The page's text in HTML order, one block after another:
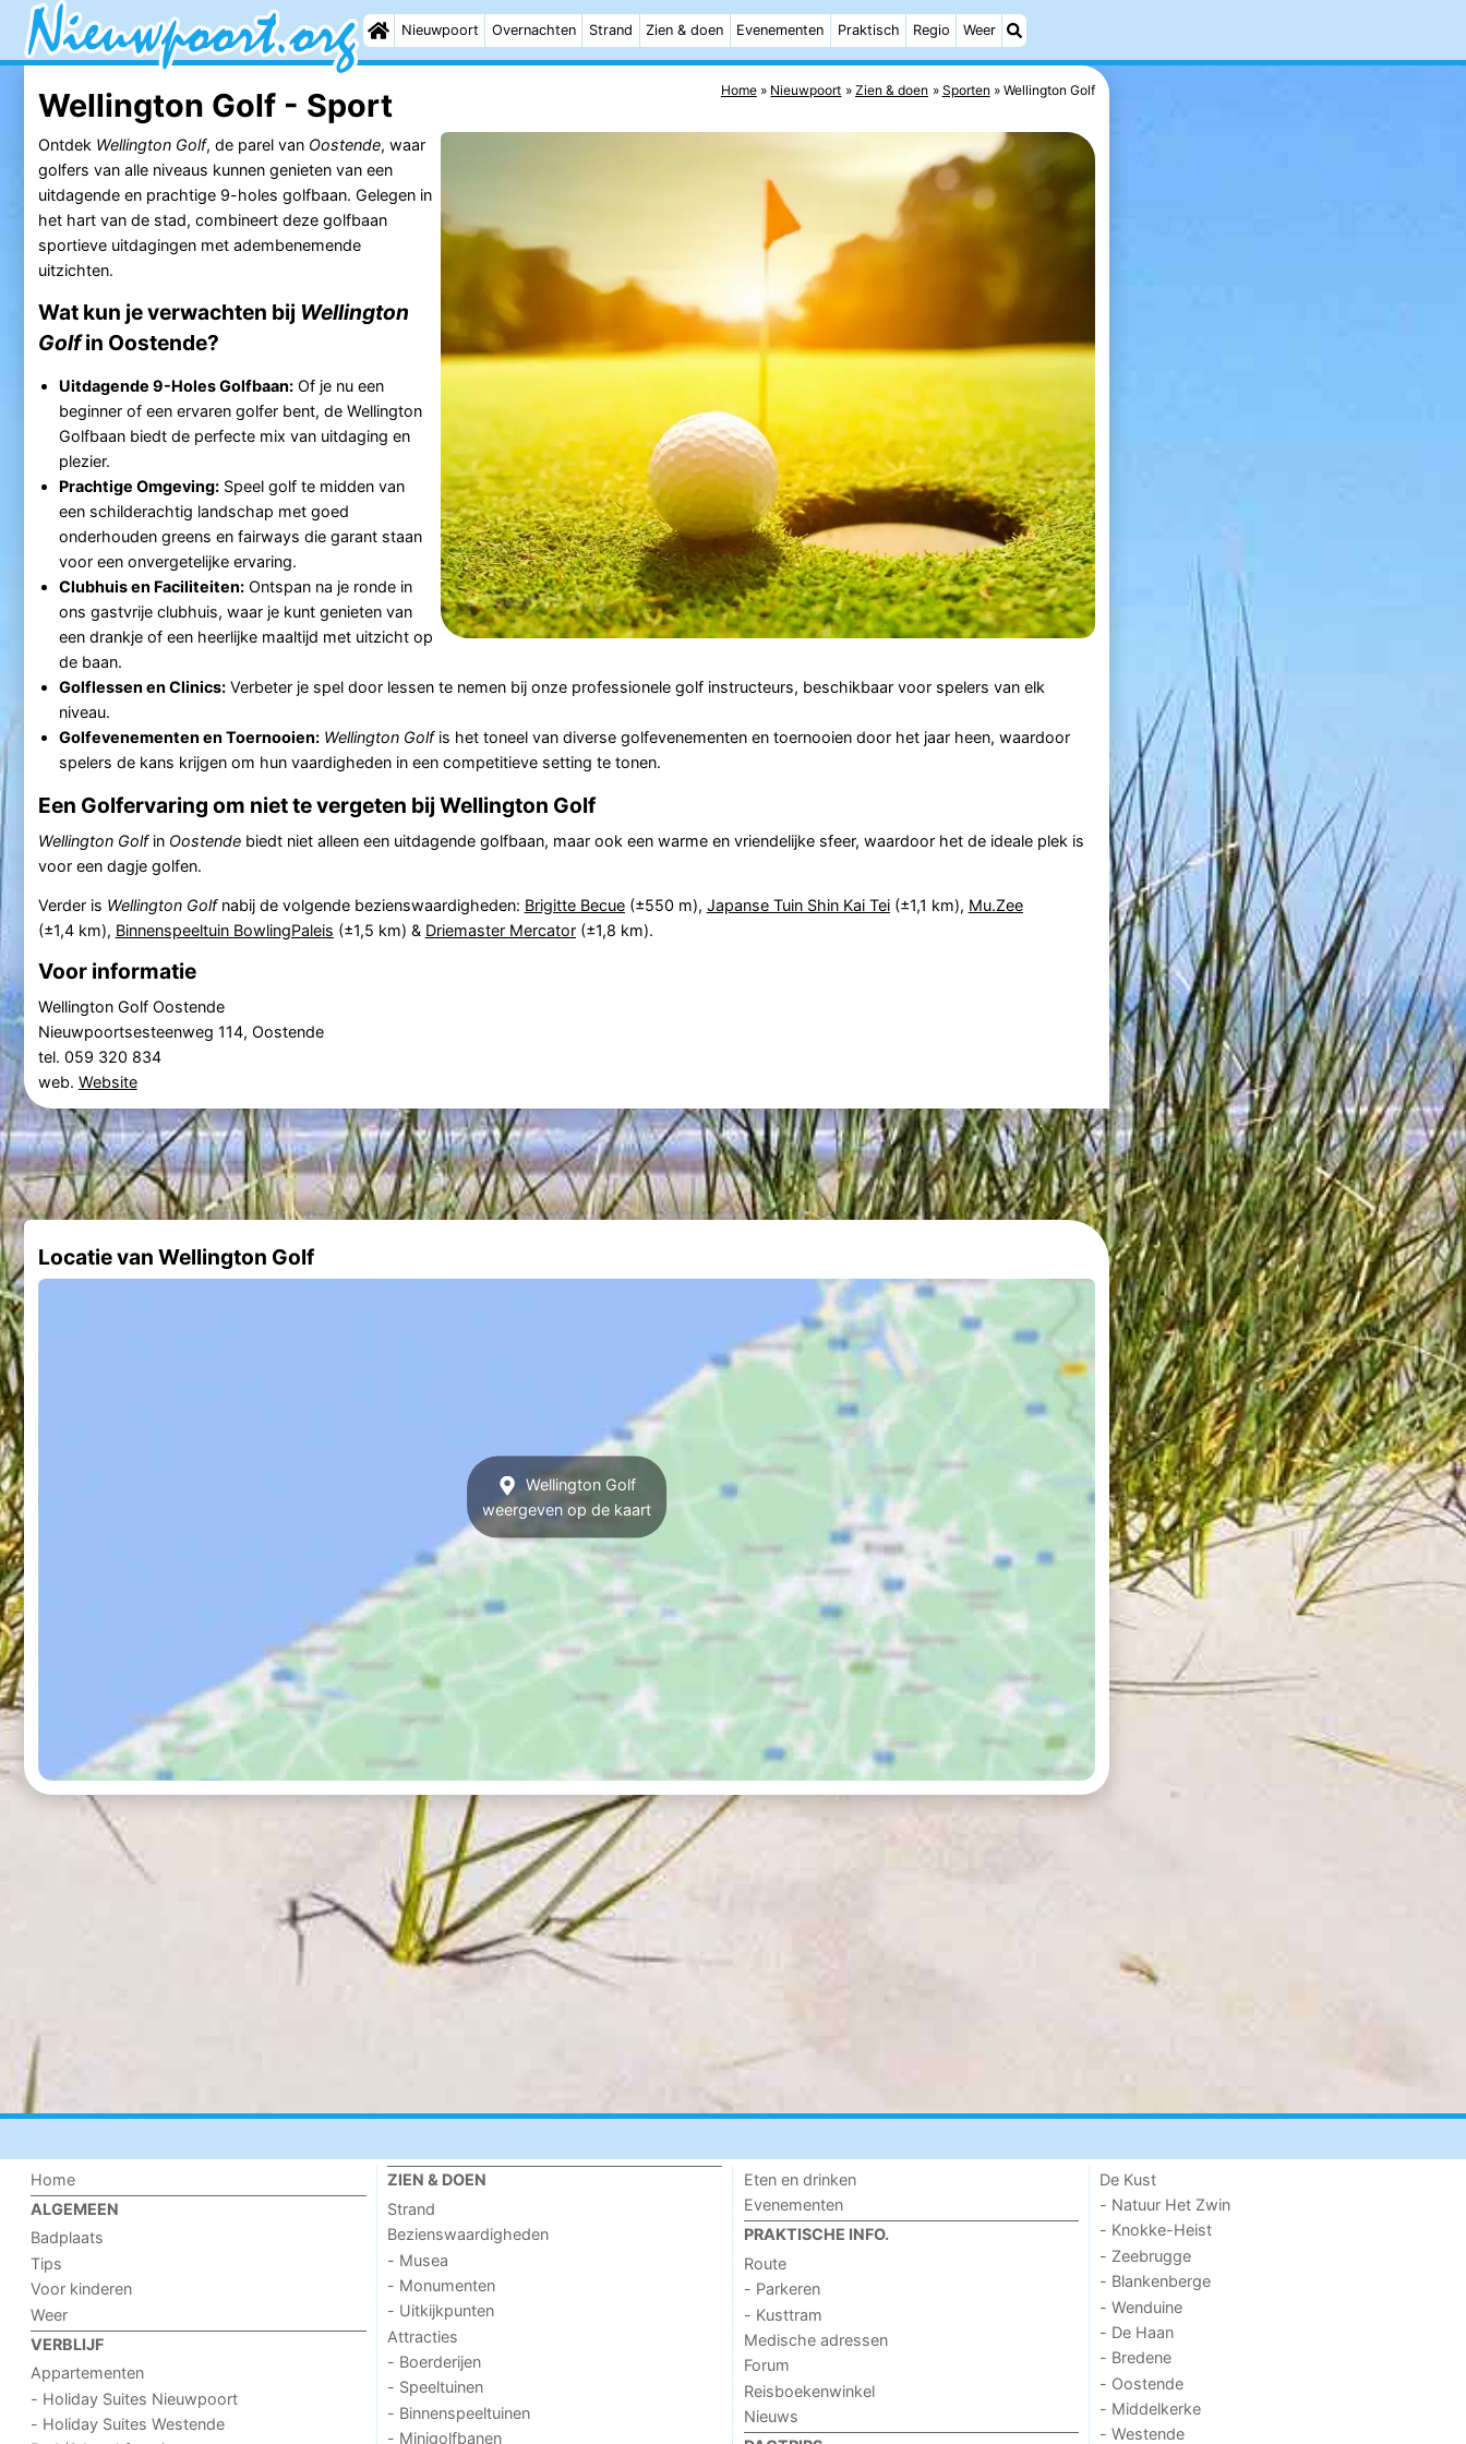
Nieuwpoort Overnachten Strand Zien & doen Evenementen Praktisch Regio Weer
Home Nieuwpoort Zien & doen Sporten Wellington Golf
Wellington Golf - Sport
Ontdek Wellington Golf, de parel van Oostende, waar
golfers van alle niveaus kunnen genieten van een
uitdagende en prachtige 9-holes golfbaan. Gelegen in
het hart van de stad, combineert deze golfbaan
sportieve uitdagingen met adembenemende
uitzichten.
Wat kun je verwachten bij Wellington
Golfin Oostende?
Uitdagende 9-Holes Golfbaan:Of je nu een
beginner of een ervaren golfer bent, de Wellington
Golfbaan biedt de perfecte mix van uitdaging en
plezier.
Prachtige Omgeving:Speel golf te midden van
een schilderachtig landschap met goed
onderhouden greens en fairways die garant staan
voor een onvergetelijke ervaring.
Clubhuis en Faciliteiten:Ontspan na je ronde in
ons gastvrije clubhuis, waar je kunt genieten van
een drankje of een heerlijke maaltijd met uitzicht op
de baan.
Golflessen en Clinics:Verbeter je spel door lessen te nemen bij onze professionele golf instructeurs, beschikbaar voor spelers van elk
niveau.
Golfevenementen en Toernooien: Wellington Golfis het toneel van diverse golfevenementen en toernooien door het jaar heen, waardoor
spelers de kans krijgen om hun vaardigheden in een competitieve setting te tonen.
Een Golfervaring om niet te vergeten bij Wellington Golf
Wellington Golfin Oostendebiedt niet alleen een uitdagende golfbaan, maar ook een warme en vriendelijke sfeer, waardoor het de ideale plek is
voor een dagje golfen.
Verder is Wellington Golfnabij de volgende bezienswaardigheden: Brigitte Becue(±550 m), Japanse Tuin Shin Kai Tei(±1,1 km), Mu.Zee
(±1,4 km), Binnenspeeltuin BowlingPaleis (±1,5 km) & Driemaster Mercator(±1,8 km).
Voor informatie
Wellington Golf Oostende
Nieuwpoortsesteenweg 114, Oostende
tel. 059 320 834
web. Website
Locatie van Wellington Golf
Wellington Golf
weergeven op de kaart
Home
ALGEMEEN
Badplaats
Tips
Voor kinderen
Weer
VERBLIJF
Appartementen
- Holiday Suites Nieuwpoort
- Holiday Suites Westende
ZIEN & DOEN
Strand
Bezienswaardigheden
- Musea
- Monumenten
- Uitkijkpunten
Attracties
- Boerderijen
- Speeltuinen
- Binnenspeeltuinen
- Minigolfbanen
Eten en drinken
Evenementen
PRAKTISCHE INFO.
Route
- Parkeren
- Kusttram
Medische adressen
Forum
Reisboekenwinkel
Nieuws
De Kust
- Natuur Het Zwin
- Knokke-Heist
- Zeebrugge
- Blankenberge
- Wenduine
- De Haan
- Bredene
- Oostende
- Middelkerke
- Westende